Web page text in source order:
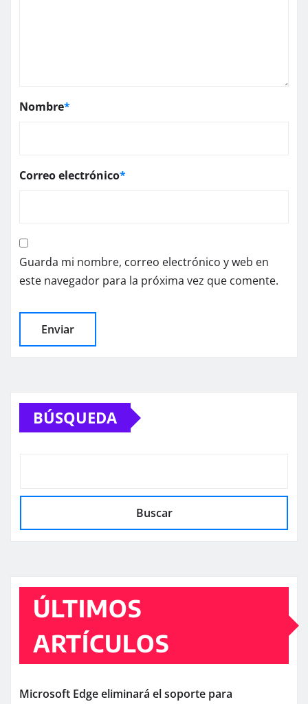
Nombre*
Correo electrónico*
Guarda mi nombre, correo electrónico y web en
este navegador para la próxima vez que comente.
BÚSQUEDA
Buscar
ÚLTIMOS
ARTÍCULOS
Microsoft Edge eliminará el soporte para